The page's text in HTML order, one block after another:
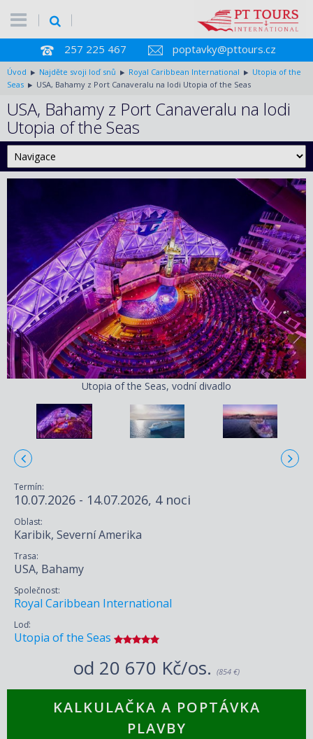
257 225 467 poptavky@pttours.cz
Úvod Najděte svoji loď snů Royal Caribbean International
Utopia of the
Seas
USA, Bahamy z Port Canaveralu na lodi Utopia of the Seas
USA, Bahamy z Port Canaveralu na lodi
Utopia of the Seas
Utopia of the Seas, vodní divadlo
Termín:
10.07.2026 - 14.07.2026, 4 noci
Oblast:
Karibik, Severní Amerika
Trasa:
USA, Bahamy
Společnost:
Royal Caribbean International
Loď:
Utopia of the Seas
od 20 670 Kč/os. (854 €)
KALKULAČKA A POPTÁVKA
PLAVBY